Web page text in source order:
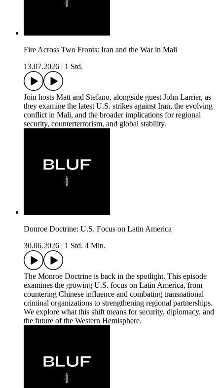
Fire Across Two Fronts: Iran and the War in Mali
13.07.2026
1 Std.
Join hosts Matt and Stefano, alongside guest John Larrier, as
they examine the latest U.S. strikes against Iran, the evolving
conflict in Mali, and the broader implications for regional
security, counterterrorism, and global stability.
Donroe Doctrine: U.S. Focus on Latin America
30.06.2026
1 Std. 4 Min.
The Monroe Doctrine is back in the spotlight. This episode
examines the growing U.S. focus on Latin America, from
countering Chinese influence and combating transnational
criminal organizations to strengthening regional partnerships.
We explore what this shift means for security, diplomacy, and
the future of the Western Hemisphere.